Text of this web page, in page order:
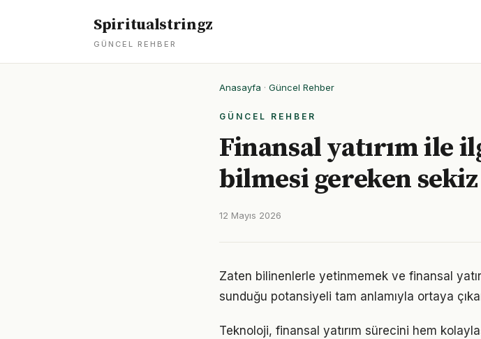
Spiritualstringz
GÜNCEL REHBER
Anasayfa · Güncel Rehber
GÜNCEL REHBER
Finansal yatırım ile
bilmesi gereken
12 Mayıs 2026
Zaten bilinenlerle yetinmemek ve finansal
sunduğu potansiyeli tam anlamıyla ortaya
Teknoloji, finansal yatırım sürecini hem